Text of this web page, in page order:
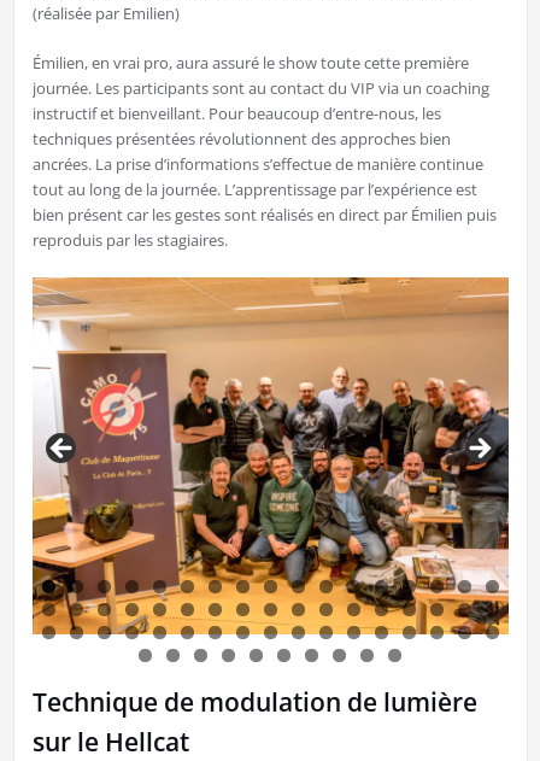
(réalisée par Emilien)
Émilien, en vrai pro, aura assuré le show toute cette première
journée. Les participants sont au contact du VIP via un coaching
instructif et bienveillant. Pour beaucoup d’entre-nous, les
techniques présentées révolutionnent des approches bien
ancrées. La prise d’informations s’effectue de manière continue
tout au long de la journée. L’apprentissage par l’expérience est
bien présent car les gestes sont réalisés en direct par Émilien puis
reproduis par les stagiaires.
Technique de modulation de lumière
sur le Hellcat